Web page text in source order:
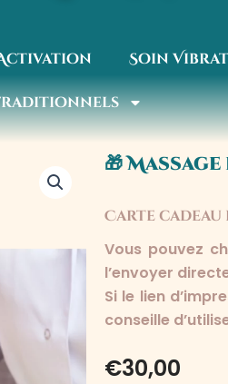
Soin
🎁
Carte cadeau
Vous pouvez
l’envoyer
Si le lien
conseille
€30,00